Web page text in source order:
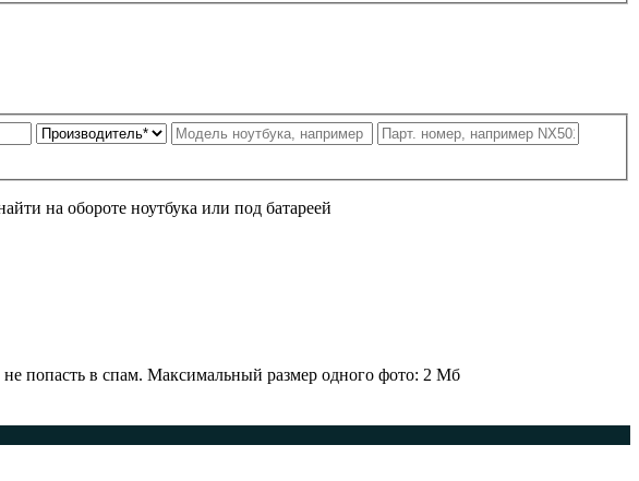
на обороте ноутбука или под батареей
попасть в спам. Максимальный размер одного фото: 2 Мб